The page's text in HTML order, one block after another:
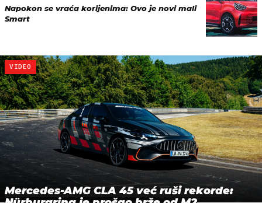
Napokon se vraća korijenima: Ovo je novi mali
Smart
VIDEO
Mercedes-AMG CLA 45 već ruši rekorde: